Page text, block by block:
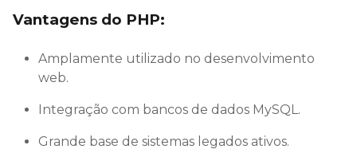
Vantagens do PHP:
Amplamente utilizado no desenvolvimento
web.
Integração com bancos de dados MySQL.
Grande base de sistemas legados ativos.